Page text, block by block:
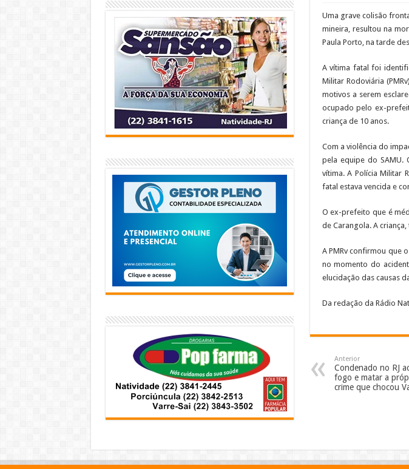
Uma grave colisão
mineira, resultou na
Paula Porto, na tarde
A vítima fatal foi
Militar Rodoviária
motivos a serem
ocupado pelo ex-
criança de 10 anos.
Com a violência do
pela equipe do SAMU.
vítima. A Polícia Militar
fatal estava vencida e
O ex-prefeito que é
de Carangola. A
A PMRv confirmou que
no momento do
elucidação das causas
Da redação da Rádio
Anterior
Condenado no RJ
fogo e matar a
crime que chocou